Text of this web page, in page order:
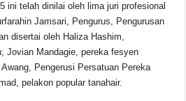
ini telah dinilai oleh lima juri profesional
Jamsari, Pengurus, Pengurusan
disertai oleh Haliza Hashim,
Jovian Mandagie, pereka fesyen
Pengerusi Persatuan Pereka
pelakon popular tanahair.